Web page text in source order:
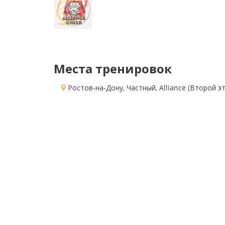
Места тренировок
Ростов-на-Дону, Частный, Alliance (Второй